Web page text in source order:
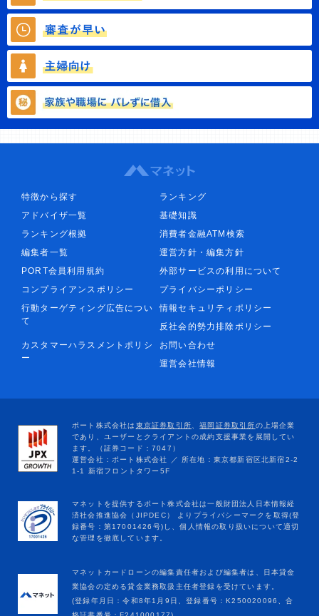
特徴から探す
ランキング
アドバイザ一覧
基礎知識
ランキング根拠
消費者金融ATM検索
編集者一覧
運営方針・編集方針
PORT会員利用規約
外部サービスの利用について
コンプライアンスポリシー
プライバシーポリシー
行動ターゲティング広告につい
て
情報セキュリティポリシー
反社会的勢力排除ポリシー
カスタマーハラスメントポリシ
ー
お問い合わせ
運営会社情報
マネットカードローンの編集責任者および編集者は、日本貸金
業協会の定める貸金業務取扱主任者登録を受けています。
(登録年月日：令和8年1月9日、登録番号：K250020096、合